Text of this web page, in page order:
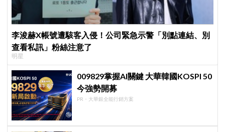
李浚赫X帳號遭駭客入侵！公司緊急示警「別點連結、別
查看私訊」粉絲注意了
明星
009829掌握AI關鍵 大華韓國KOSPI 50
今強勢開募
PR・大華銀全能行銷方案